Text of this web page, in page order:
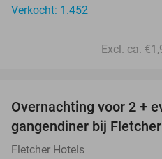
Verkocht: 1.452
Excl. ca.
Overnachting voor 2 +
gangendiner bij
Fletcher Hotels